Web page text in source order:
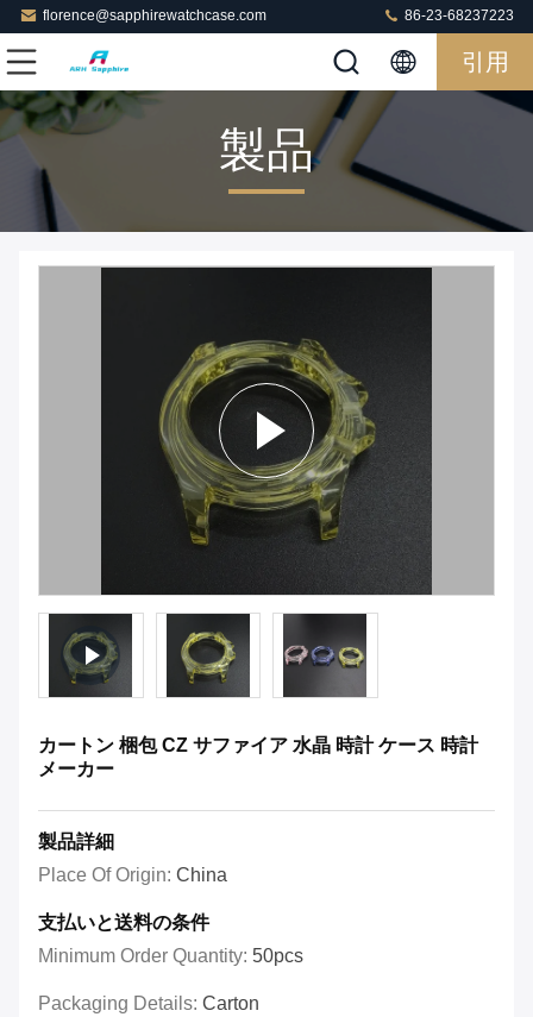
florence@sapphirewatchcase.com 86-23-68237223
引用
製品
カートン 梱包 CZ サファイア 水晶 時計 ケース 時計
メーカー
製品詳細
Place Of Origin: China
支払いと送料の条件
Minimum Order Quantity: 50pcs
Packaging Details: Carton